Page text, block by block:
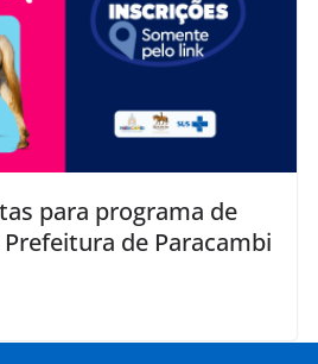
para programa de
de Paracambi